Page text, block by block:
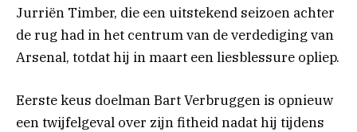
Jurriën Timber, die een uitstekend seizoen achter
de rug had in het centrum van de verdediging van
Arsenal, totdat hij in maart een liesblessure opliep.
Eerste keus doelman Bart Verbruggen is opnieuw
een twijfelgeval over zijn fitheid nadat hij tijdens